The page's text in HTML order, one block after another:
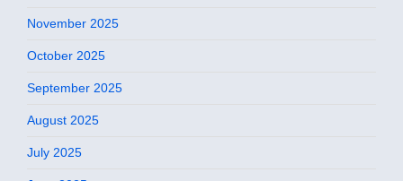
November 2025
October 2025
September 2025
August 2025
July 2025